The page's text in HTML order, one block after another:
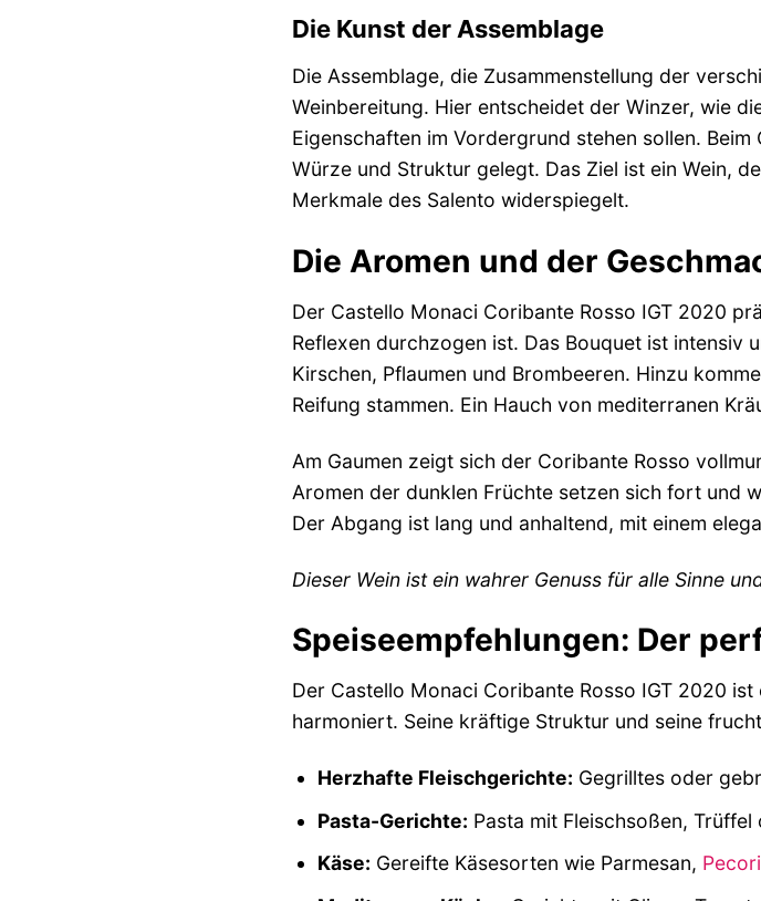
Die Kunst der Assemblage
Die Assemblage, die Zusammenstellung der
Weinbereitung. Hier entscheidet der Winzer, wie
Eigenschaften im Vordergrund stehen sollen.
Würze und Struktur gelegt. Das Ziel ist ein Wein,
Merkmale des Salento widerspiegelt.
Die Aromen und der
Der Castello Monaci Coribante Rosso IGT 2020
Reflexen durchzogen ist. Das Bouquet ist
Kirschen, Pflaumen und Brombeeren. Hinzu
Reifung stammen. Ein Hauch von mediterranen
Am Gaumen zeigt sich der Coribante Rosso
Aromen der dunklen Früchte setzen sich fort und
Der Abgang ist lang und anhaltend, mit einem
Dieser Wein ist ein wahrer Genuss für alle Sinne
Speiseempfehlungen: Der
Der Castello Monaci Coribante Rosso IGT 2020
harmoniert. Seine kräftige Struktur und seine
Herzhafte Fleischgerichte: Gegrilltes oder
Pasta-Gerichte: Pasta mit Fleischsoßen, Trüffel
Käse: Gereifte Käsesorten wie Parmesan,